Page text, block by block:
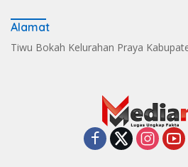
Alamat
Tiwu Bokah Kelurahan Praya